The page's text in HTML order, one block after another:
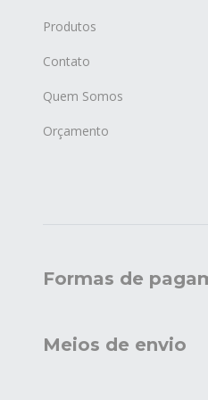
Produtos
Contato
Quem Somos
Orçamento
Formas de
Meios de envio